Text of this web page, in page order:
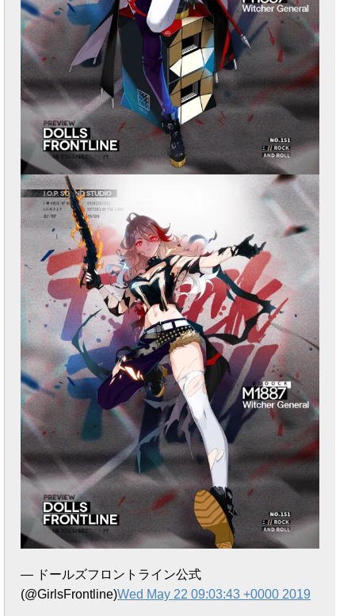
— ドールズフロントライン公式
(@GirlsFrontline)Wed May 22 09:03:43 +0000 2019